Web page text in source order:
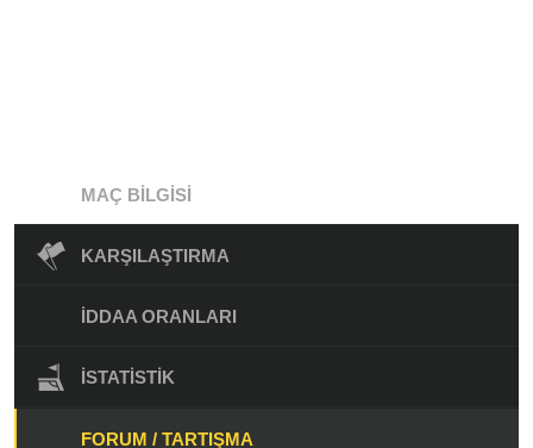
MAÇ BILGISI
KARŞILAŞTIRMA
İDDAA ORANLARI
İSTATISTIK
FORUM / TARTIŞMA